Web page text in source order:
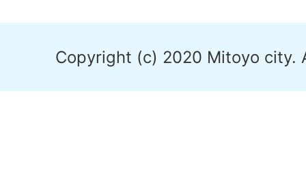
Copyright (c) 2020 Mitoyo city.